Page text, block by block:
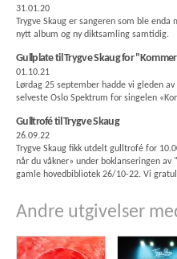
31.01.20
Trygve Skaug er sangeren som ble
nytt album og ny diktsamling samtidig.
Gullplate til Trygve Skaug for
01.10.21
Lørdag 25 september hadde vi gleden
selveste Oslo Spektrum for singelen
Gulltrofé til Trygve Skaug
26.09.22
Trygve Skaug fikk utdelt gulltrofé for
når du våkner» under boklanseringen
gamle hovedbibliotek 26/10-22. Vi
Andre utgivelser